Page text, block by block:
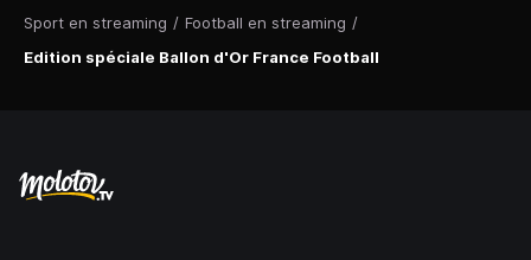
Sport en streaming / Football en streaming /
Edition spéciale Ballon d'Or France Football